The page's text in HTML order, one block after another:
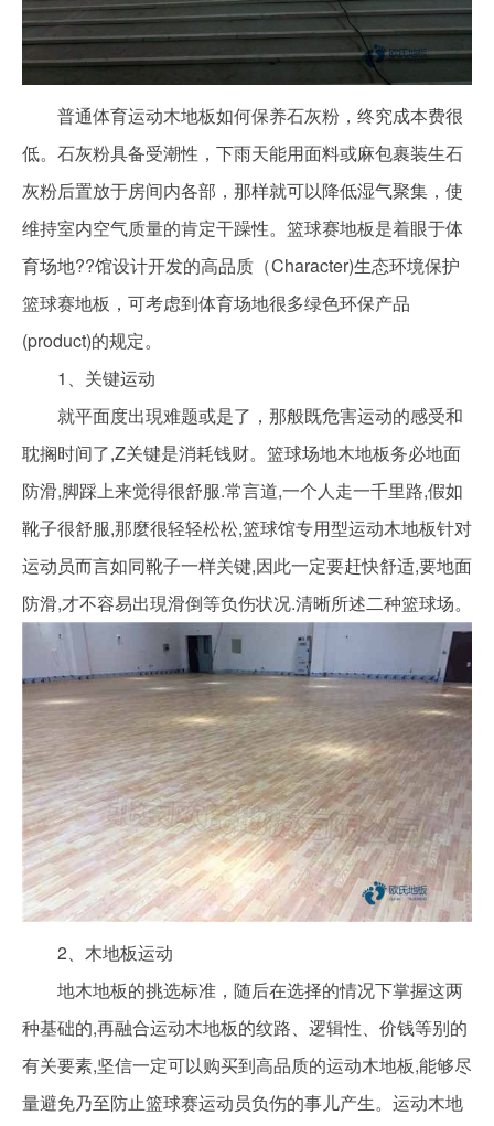
普通体育运动木地板如何保养石灰粉，终究成本费很
低。石灰粉具备受潮性，下雨天能用面料或麻包裹装生石
灰粉后置放于房间内各部，那样就可以降低湿气聚集，使
维持室内空气质量的肯定干躁性。篮球赛地板是着眼于体
育场地??馆设计开发的高品质（Character)生态环境保护
篮球赛地板，可考虑到体育场地很多绿色环保产品
(product)的规定。
1、关键运动
就平面度出現难题或是了，那般既危害运动的感受和
耽搁时间了,Z关键是消耗钱财。篮球场地木地板务必地面
防滑,脚踩上来觉得很舒服.常言道,一个人走一千里路,假如
靴子很舒服,那麼很轻轻松松,篮球馆专用型运动木地板针对
运动员而言如同靴子一样关键,因此一定要赶快舒适,要地面
防滑,才不容易出現滑倒等负伤状况.清晰所述二种篮球场。
2、木地板运动
地木地板的挑选标准，随后在选择的情况下掌握这两
种基础的,再融合运动木地板的纹路、逻辑性、价钱等别的
有关要素,坚信一定可以购买到高品质的运动木地板,能够尽
量避免乃至防止篮球赛运动员负伤的事儿产生。运动木地